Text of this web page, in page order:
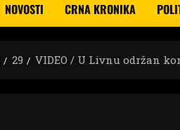
NOVOSTI CRNA KRONIKA
29 VIDEO / U Livnu održan